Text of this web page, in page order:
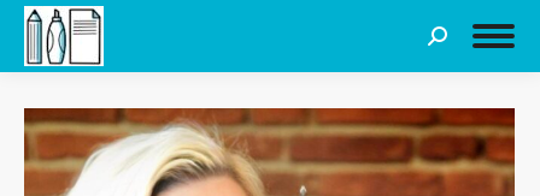
Search: